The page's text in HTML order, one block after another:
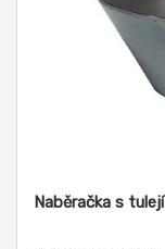
Naběračka s tulejí